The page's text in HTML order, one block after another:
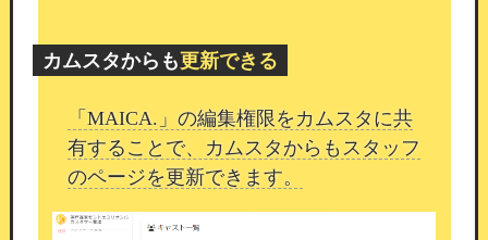
報提供
本機能の目的
カムスタのコンポーネントと組み合わせること
ホームページの集客力をさらに高める運用が
可能となります。
カムスタからも更新できる
「MAICA.」の編集権限をカムスタに共
有することで、カムスタからもスタッフ
のページを更新できます。